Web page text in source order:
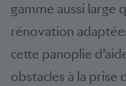
gamme aussi large
rénovation
cette panoplie
obstacles à la prise